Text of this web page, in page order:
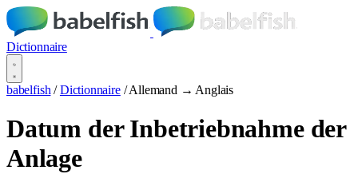
Dictionnaire
babelfish / Dictionnaire / Allemand → Anglais
Datum der Inbetriebnahme der
Anlage